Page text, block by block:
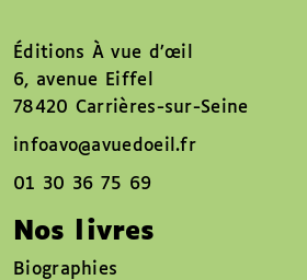
Éditions À vue d’œil
6, avenue Eiffel
78420 Carrières-sur-Seine
infoavo@avuedoeil.fr
01 30 36 75 69
Nos livres
Biographies